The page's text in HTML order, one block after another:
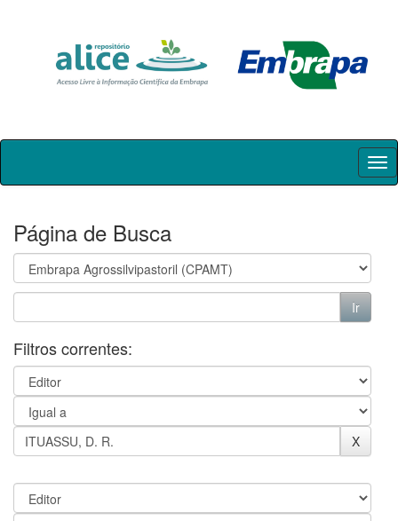
Skip
Página de Busca
Filtros correntes: